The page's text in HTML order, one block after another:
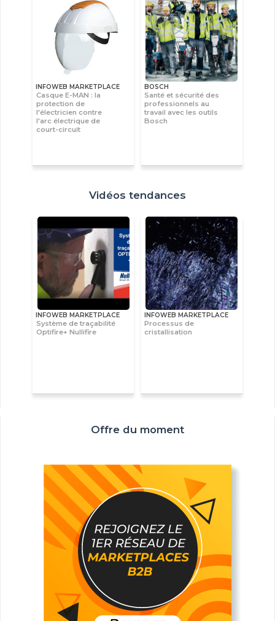
INFOWEB MARKETPLACE
Casque E-MAN : la
protection de
l'électricien contre
l'arc électrique de
court-circuit
BOSCH
Santé et sécurité des
professionnels au
travail avec les outils
Bosch
Vidéos tendances
INFOWEB MARKETPLACE
Système de traçabilité
Optifire+ Nullifire
INFOWEB MARKETPLACE
Processus de
cristallisation
Offre du moment